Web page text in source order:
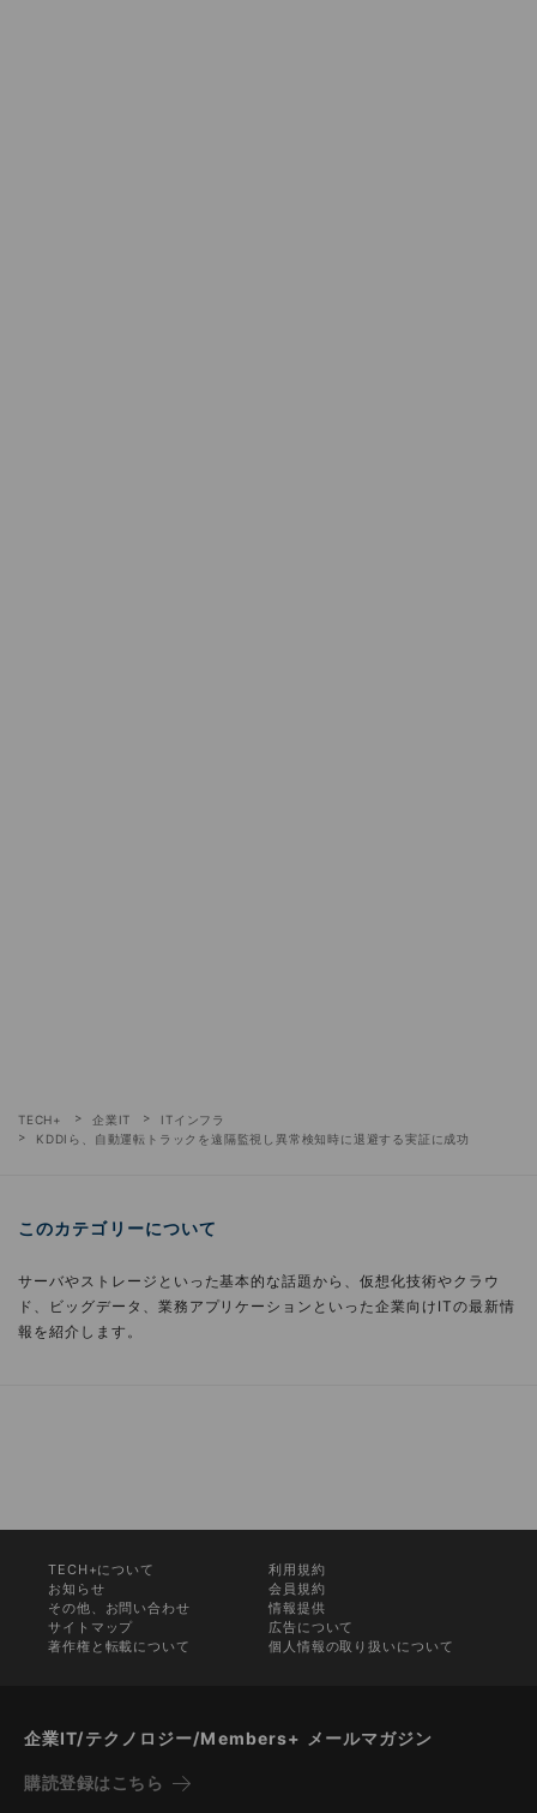
TECH+ 企業IT
ITインフラ
KDDIら、自動運転トラックを遠隔監視し異常検知時に退避する実証に成功
このカテゴリーについて
サーバやストレージといった基本的な話題から、仮想化技術やクラウ
ド、ビッグデータ、業務アプリケーションといった企業向けITの最新情
報を紹介します。
TECH+について
利用規約
お知らせ
会員規約
その他、お問い合わせ
情報提供
サイトマップ
広告について
著作権と転載について
個人情報の取り扱いについて
企業IT/テクノロジー/Members+ メールマガジン
購読登録はこちら